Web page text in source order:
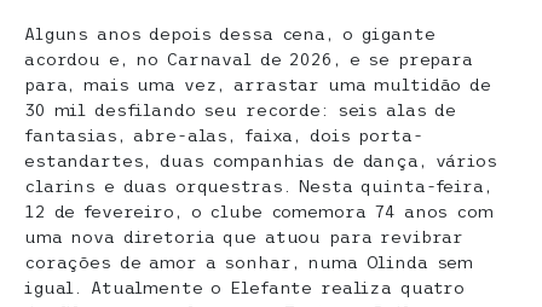
Alguns anos depois dessa cena, o gigante
acordou e, no Carnaval de 2026, e se prepara
para, mais uma vez, arrastar uma multidão de
30 mil desfilando seu recorde: seis alas de
fantasias, abre-alas, faixa, dois porta-
estandartes, duas companhias de dança, vários
clarins e duas orquestras. Nesta quinta-feira,
12 de fevereiro, o clube comemora 74 anos com
uma nova diretoria que atuou para revibrar
corações de amor a sonhar, numa Olinda sem
igual. Atualmente o Elefante realiza quatro